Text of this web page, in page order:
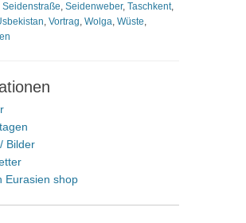
Seidenstraße, Seidenweber, Taschkent,
, Vortrag, Wolga, Wüste,
Bilder
Eurasien shop